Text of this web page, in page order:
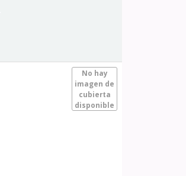
No hay
imagen de
cubierta
disponible